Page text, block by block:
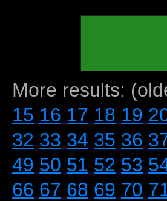
More results:
15 16 17 18 19
32 33 34 35 36
49 50 51 52 53
66 67 68 69 70